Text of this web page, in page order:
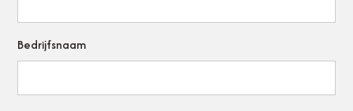
Bedrijfsnaam